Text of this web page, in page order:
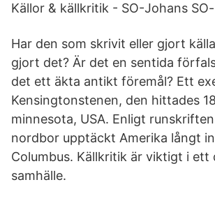
Källor & källkritik - SO-Johans
Har den som skrivit eller gjort
gjort det? Är det en sentida
det ett äkta antikt föremål? Ett
Kensingtonstenen, den hittades
minnesota, USA. Enligt
nordbor upptäckt Amerika långt
Columbus. Källkritik är viktigt i ett
samhälle.